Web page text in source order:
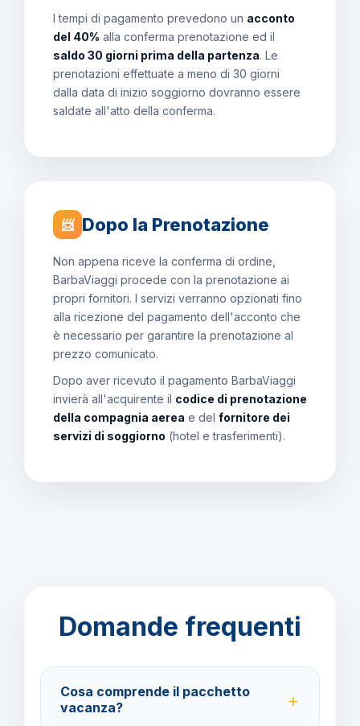
I tempi di pagamento prevedono un acconto
del 40% alla conferma prenotazione ed il
saldo 30 giorni prima della partenza. Le
prenotazioni effettuate a meno di 30 giorni
dalla data di inizio soggiorno dovranno essere
saldate all'atto della conferma.
📨 Dopo la Prenotazione
Non appena riceve la conferma di ordine,
BarbaViaggi procede con la prenotazione ai
propri fornitori. I servizi verranno opzionati fino
alla ricezione del pagamento dell'acconto che
è necessario per garantire la prenotazione al
prezzo comunicato.
Dopo aver ricevuto il pagamento BarbaViaggi
invierà all'acquirente il codice di prenotazione
della compagnia aerea e del fornitore dei
servizi di soggiorno (hotel e trasferimenti).
Domande frequenti
Cosa comprende il pacchetto
vacanza?